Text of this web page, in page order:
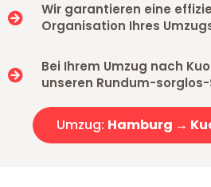
Wir garantieren eine
Organisation Ihres
Bei Ihrem Umzug nach
unseren Rundum-
Umzug: Hamburg →